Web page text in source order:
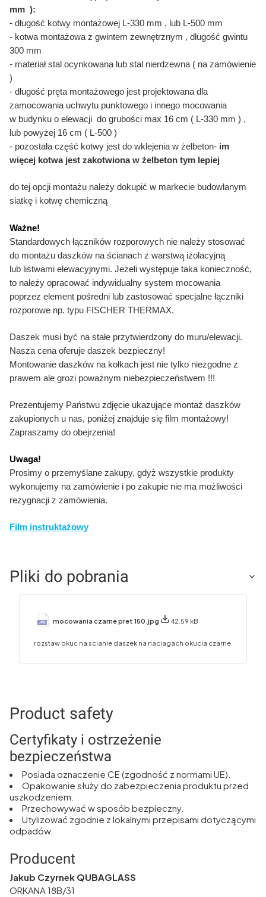
mm ):
- długość kotwy montażowej L-330 mm , lub L-500 mm
- kotwa montażowa z gwintem zewnętrznym , długość gwintu
300 mm
- materiał stal ocynkowana lub stal nierdzewna ( na zamówienie
)
- długość pręta montażowego jest projektowana dla
zamocowania uchwytu punktowego i innego mocowania
w budynku o elewacji do grubości max 16 cm ( L-330 mm ) ,
lub powyżej 16 cm ( L-500 )
- pozostała część kotwy jest do wklejenia w żelbeton- im
więcej kotwa jest zakotwiona w żelbeton tym lepiej
do tej opcji montażu należy dokupić w markecie budowlanym
siatkę i kotwę chemiczną
Ważne!
Standardowych łączników rozporowych nie należy stosować
do montażu daszków na ścianach z warstwą izolacyjną
lub listwami elewacyjnymi. Jeżeli występuje taka konieczność,
to należy opracować indywidualny system mocowania
poprzez element pośredni lub zastosować specjalne łączniki
rozporowe np. typu FISCHER THERMAX.
Daszek musi być na stałe przytwierdzony do muru/elewacji.
Nasza cena oferuje daszek bezpieczny!
Montowanie daszków na kołkach jest nie tylko niezgodne z
prawem ale grozi poważnym niebezpieczeństwem !!!
Prezentujemy Państwu zdjęcie ukazujące montaż daszków
zakupionych u nas, poniżej znajduje się film montażowy!
Zapraszamy do obejrzenia!
Uwaga!
Prosimy o przemyślane zakupy, gdyż wszystkie produkty
wykonujemy na zamówienie i po zakupie nie ma możliwości
rezygnacji z zamówienia.
Film instruktażowy
Pliki do pobrania
mocowania czarne pret 150.jpg 42.59 kB
rozstaw okuc na scianie daszek na naciagach okucia czarne
Product safety
Certyfikaty i ostrzeżenie
bezpieczeństwa
Posiada oznaczenie CE (zgodność z normami UE).
Opakowanie służy do zabezpieczenia produktu przed
uszkodzeniem.
Przechowywać w sposób bezpieczny.
Utylizować zgodnie z lokalnymi przepisami dotyczącymi
odpadów.
Producent
Jakub Czyrnek QUBAGLASS
ORKANA 18B/31